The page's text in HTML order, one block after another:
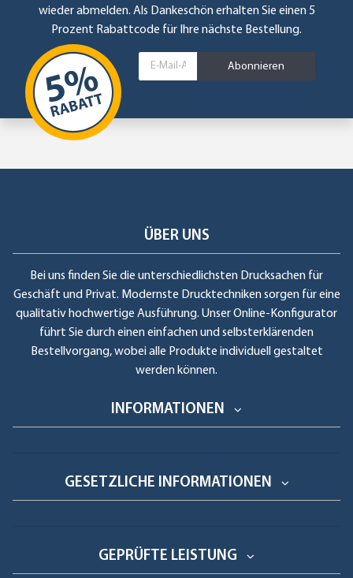
wieder abmelden. Als Dankeschön erhalten Sie einen 5
Prozent Rabattcode für Ihre nächste Bestellung.
Abonnieren
ÜBER UNS
Bei uns finden Sie die unterschiedlichsten Drucksachen für
Geschäft und Privat. Modernste Drucktechniken sorgen für eine
qualitativ hochwertige Ausführung. Unser Online-Konfigurator
führt Sie durch einen einfachen und selbsterklärenden
Bestellvorgang, wobei alle Produkte individuell gestaltet
werden können.
INFORMATIONEN
GESETZLICHE INFORMATIONEN
GEPRÜFTE LEISTUNG